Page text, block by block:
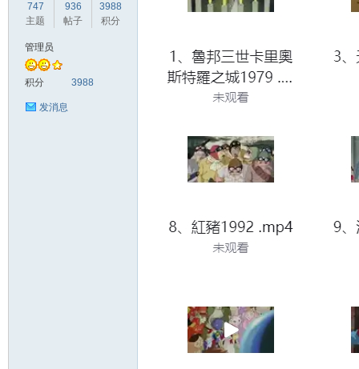
747
主题
936
帖子
3988
积分
管理员
积分 3988
发消息